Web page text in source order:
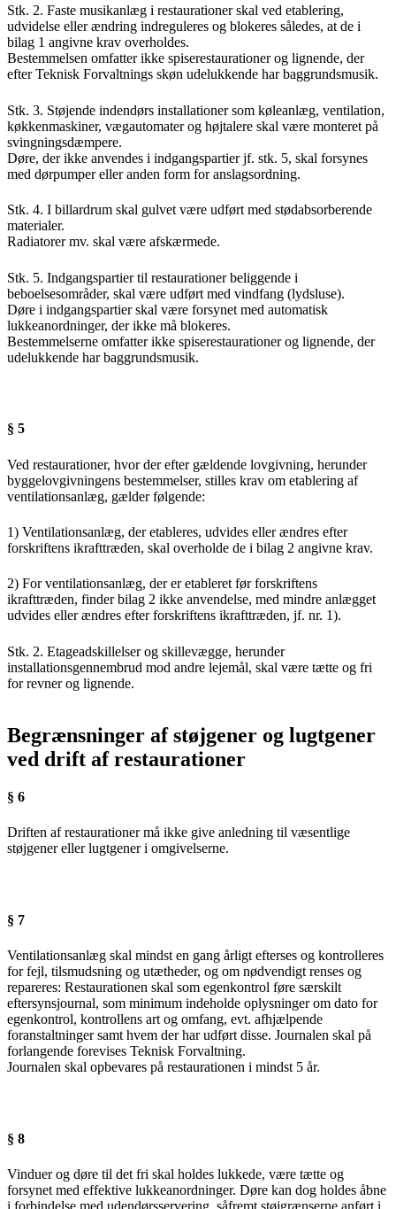
Stk. 2. Faste musikanlæg i restaurationer skal ved etablering,
udvidelse eller ændring indreguleres og blokeres således, at de i
bilag 1 angivne krav overholdes.
Bestemmelsen omfatter ikke spiserestaurationer og lignende, der
efter Teknisk Forvaltnings skøn udelukkende har baggrundsmusik.
Stk. 3. Støjende indendørs installationer som køleanlæg, ventilation,
køkkenmaskiner, vægautomater og højtalere skal være monteret på
svingningsdæmpere.
Døre, der ikke anvendes i indgangspartier jf. stk. 5, skal forsynes
med dørpumper eller anden form for anslagsordning.
Stk. 4. I billardrum skal gulvet være udført med stødabsorberende
materialer.
Radiatorer mv. skal være afskærmede.
Stk. 5. Indgangspartier til restaurationer beliggende i
beboelsesområder, skal være udført med vindfang (lydsluse).
Døre i indgangspartier skal være forsynet med automatisk
lukkeanordninger, der ikke må blokeres.
Bestemmelserne omfatter ikke spiserestaurationer og lignende, der
udelukkende har baggrundsmusik.
§ 5
Ved restaurationer, hvor der efter gældende lovgivning, herunder
byggelovgivningens bestemmelser, stilles krav om etablering af
ventilationsanlæg, gælder følgende:
1) Ventilationsanlæg, der etableres, udvides eller ændres efter
forskriftens ikrafttræden, skal overholde de i bilag 2 angivne krav.
2) For ventilationsanlæg, der er etableret før forskriftens
ikrafttræden, finder bilag 2 ikke anvendelse, med mindre anlægget
udvides eller ændres efter forskriftens ikrafttræden, jf. nr. 1).
Stk. 2. Etageadskillelser og skillevægge, herunder
installationsgennembrud mod andre lejemål, skal være tætte og fri
for revner og lignende.
Begrænsninger af støjgener og lugtgener
ved drift af restaurationer
§ 6
Driften af restaurationer må ikke give anledning til væsentlige
støjgener eller lugtgener i omgivelserne.
§ 7
Ventilationsanlæg skal mindst en gang årligt efterses og kontrolleres
for fejl, tilsmudsning og utætheder, og om nødvendigt renses og
repareres: Restaurationen skal som egenkontrol føre særskilt
eftersynsjournal, som minimum indeholde oplysninger om dato for
egenkontrol, kontrollens art og omfang, evt. afhjælpende
foranstaltninger samt hvem der har udført disse. Journalen skal på
forlangende forevises Teknisk Forvaltning.
Journalen skal opbevares på restaurationen i mindst 5 år.
§ 8
Vinduer og døre til det fri skal holdes lukkede, være tætte og
forsynet med effektive lukkeanordninger. Døre kan dog holdes åbne